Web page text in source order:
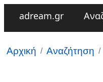
adream.gr
Αρχική Αναζήτηση